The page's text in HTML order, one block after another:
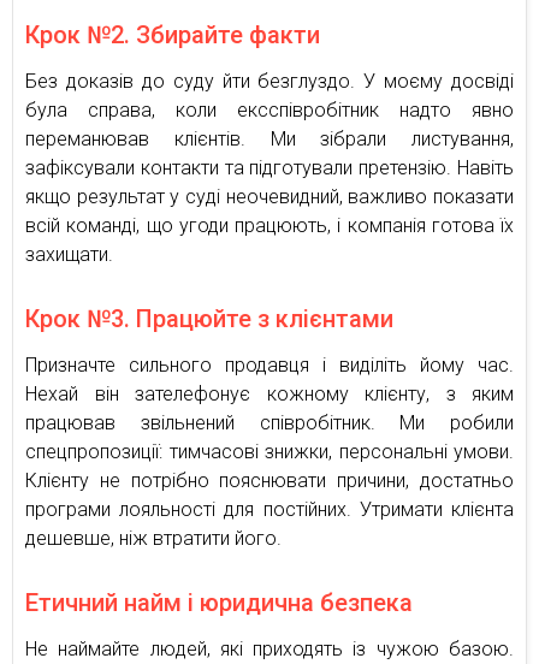
Крок №2. Збирайте факти
Без доказів до суду йти безглуздо. У моєму досвіді
була справа, коли ексспівробітник надто явно
переманював клієнтів. Ми зібрали листування,
зафіксували контакти та підготували претензію. Навіть
якщо результат у суді неочевидний, важливо показати
всій команді, що угоди працюють, і компанія готова їх
захищати.
Крок №3. Працюйте з клієнтами
Призначте сильного продавця і виділіть йому час.
Нехай він зателефонує кожному клієнту, з яким
працював звільнений співробітник. Ми робили
спецпропозиції: тимчасові знижки, персональні умови.
Клієнту не потрібно пояснювати причини, достатньо
програми лояльності для постійних. Утримати клієнта
дешевше, ніж втратити його.
Етичний найм і юридична безпека
Не наймайте людей, які приходять із чужою базою.